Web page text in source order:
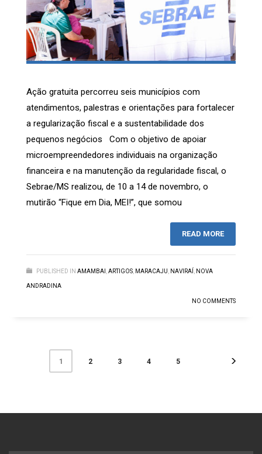
Ação gratuita percorreu seis municípios com
atendimentos, palestras e orientações para fortalecer
a regularização fiscal e a sustentabilidade dos
pequenos negócios Com o objetivo de apoiar
microempreendedores individuais na organização
financeira e na manutenção da regularidade fiscal, o
Sebrae/MS realizou, de 10 a 14 de novembro, o
mutirão “Fique em Dia, MEI!”, que somou
READ MORE
PUBLISHED IN AMAMBAI ,ARTIGOS, MARACAJU, NAVIRAÍ , NOVA
ANDRADINA
NO COMMENTS
1 2 3 4 5